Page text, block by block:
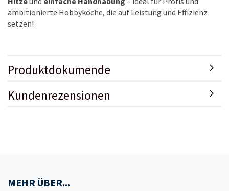
ambitionierte Hobbyköche, die auf Leistung und Effizienz
setzen!
Produktdokumende
Kundenrezensionen
MEHR ÜBER...